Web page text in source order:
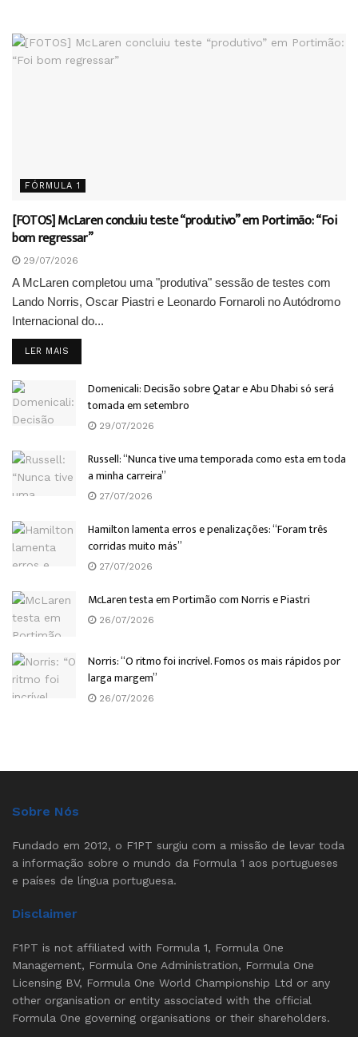
FÓRMULA 1
[FOTOS] McLaren concluiu teste “produtivo” em Portimão: “Foi
bom regressar”
29/07/2026
A McLaren completou uma "produtiva" sessão de testes com
Lando Norris, Oscar Piastri e Leonardo Fornaroli no Autódromo
Internacional do...
LER MAIS
Domenicali: Decisão sobre Qatar e Abu Dhabi só será
tomada em setembro
29/07/2026
Russell: “Nunca tive uma temporada como esta em toda
a minha carreira”
27/07/2026
Hamilton lamenta erros e penalizações: “Foram três
corridas muito más”
27/07/2026
McLaren testa em Portimão com Norris e Piastri
26/07/2026
Norris: “O ritmo foi incrível. Fomos os mais rápidos por
larga margem”
26/07/2026
Sobre Nós
Fundado em 2012, o F1PT surgiu com a missão de levar toda
a informação sobre o mundo da Formula 1 aos portugueses
e países de língua portuguesa.
Disclaimer
F1PT is not affiliated with Formula 1, Formula One
Management, Formula One Administration, Formula One
Licensing BV, Formula One World Championship Ltd or any
other organisation or entity associated with the official
Formula One governing organisations or their shareholders.